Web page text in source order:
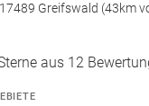
Greifswald (43km
aus 12